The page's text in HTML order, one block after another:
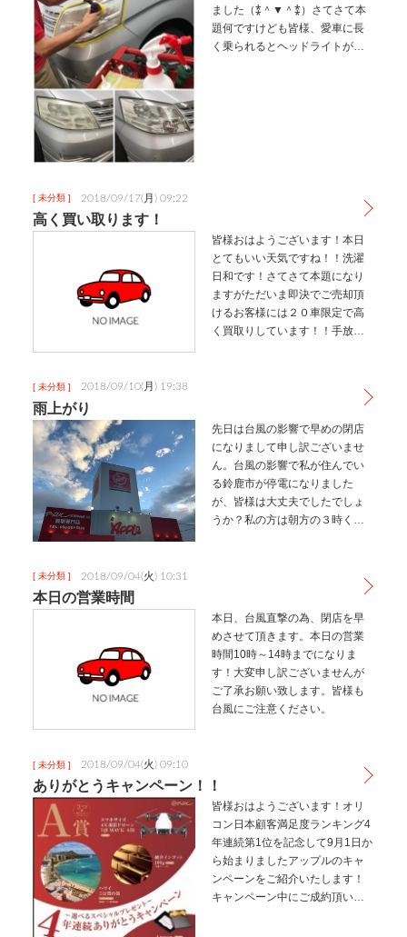
ました（⁑＾▼＾⁑）さてさて本
題何ですけども皆様、愛車に長
く乗られるとヘッドライトが曇
[ 未分類 ] 2018/09/17(月) 09:22
高く買い取ります！
皆様おはようございます！本日
とてもいい天気ですね！！洗濯
日和です！さてさて本題になり
ますがただいま即決でご売却頂
けるお客様には２０車限定で高
く買取りしています！！手放し
[ 未分類 ] 2018/09/10(月) 19:38
雨上がり
先日は台風の影響で早めの閉店
になりまして申し訳ございませ
ん。台風の影響で私が住んでい
る鈴鹿市が停電になりました
が、皆様は大丈夫でしたでしょ
うか？私の方は朝方の３時くら
が綺麗…
[ 未分類 ] 2018/09/04(火) 10:31
本日の営業時間
本日、台風直撃の為、閉店を早
めさせて頂きます。本日の営業
時間10時～14時までになりま
す！大変申し訳ございませんが
ご了承お願い致します。皆様も
台風にご注意ください。
[ 未分類 ] 2018/09/04(火) 09:10
ありがとうキャンペーン！！
皆様おはようございます！オリ
コン日本顧客満足度ランキング4
年連続第1位を記念して9月1日か
ら始まりましたアップルのキャ
ンペーンをご紹介いたします！
キャンペーン中にご成約頂いた